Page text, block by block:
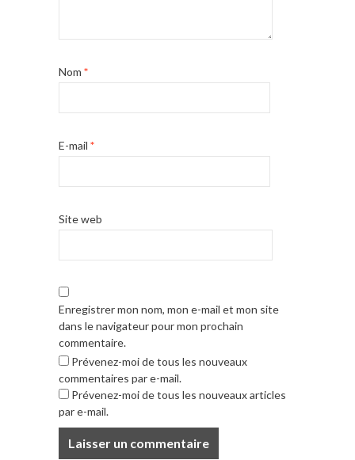
Nom *
E-mail *
Site web
Enregistrer mon nom, mon e-mail et mon site
dans le navigateur pour mon prochain
commentaire.
Prévenez-moi de tous les nouveaux
commentaires par e-mail.
Prévenez-moi de tous les nouveaux articles
par e-mail.